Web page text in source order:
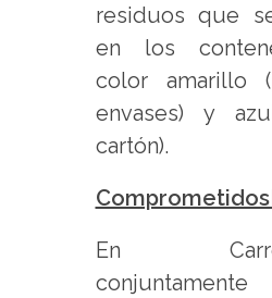
residuos que
en los
color amarillo
envases) y
cartón).
En